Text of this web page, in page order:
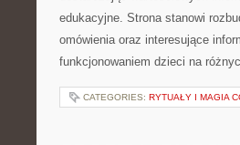
edukacyjne. Strona stanowi
omówienia oraz interesujące
funkcjonowaniem dzieci na
CATEGORIES: RYTUAŁY I MAGIA